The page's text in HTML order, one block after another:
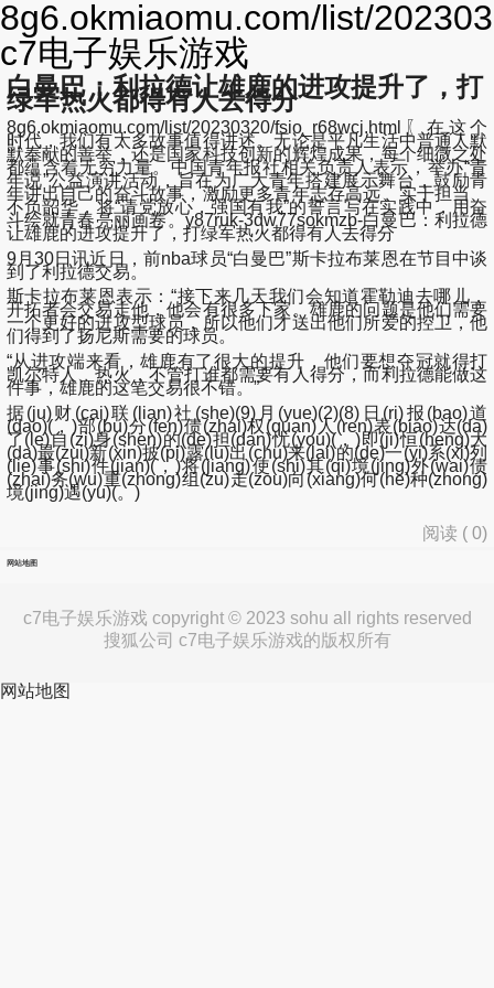
8g6.okmiaomu.com/list/
c7电子娱乐游戏
白曼巴：利拉德让雄鹿的进攻提升了，打
绿军热火都得有人去得分
8g6.okmiaomu.com/list/20230320/fsio_r68wcj.html〖在这个
时代，我们有太多故事值得讲述。无论是平凡生活中普通人默
默奉献的善举，还是国家科技创新的辉煌成果，每个细微之处
都蕴含着无穷力量。中国青年报社相关负责人表示，举办“青
年说”公益演讲活动，旨在为广大青年搭建展示舞台，鼓励青
年讲出自己的奋斗故事，激励更多青年志存高远、实干担当、
不负韶华，将“请党放心，强国有我”的誓言写在实践中，用奋
斗绘就青春亮丽画卷。y87ruk-3dw77sokmzb-白曼巴：利拉德
让雄鹿的进攻提升了，打绿军热火都得有人去得分
9月30日讯近日，前nba球员“白曼巴”斯卡拉布莱恩在节目中谈
到了利拉德交易。
斯卡拉布莱恩表示：“接下来几天我们会知道霍勒迪去哪儿，
开拓者会交易走他，他会有很多下家。雄鹿的问题是他们需要
一个更好的进攻型球员，所以他们才送出他们所爱的控卫，他
们得到了扬尼斯需要的球员。
“从进攻端来看，雄鹿有了很大的提升，他们要想夺冠就得打
凯尔特人、热火，不管打谁都需要有人得分，而利拉德能做这
件事，雄鹿的这笔交易很不错。”
据(ju)财(cai)联(lian)社(she)(9)月(yue)(2)(8)日(ri)报(bao)道
(dao)(，)部(bu)分(fen)债(zhai)权(quan)人(ren)表(biao)达(da)
了(le)自(zi)身(shen)的(de)担(dan)忧(you)(，)即(ji)恒(heng)大
(da)最(zui)新(xin)披(pi)露(lu)出(chu)来(lai)的(de)一(yi)系(xi)列
(lie)事(shi)件(jian)(，)将(jiang)使(shi)其(qi)境(jing)外(wai)债
(zhai)务(wu)重(zhong)组(zu)走(zou)向(xiang)何(he)种(zhong)
境(jing)遇(yu)(。)
阅读 (0)
网站地图
c7电子娱乐游戏 copyright © 2023 sohu all rights reserved
搜狐公司 c7电子娱乐游戏的版权所有
网站地图